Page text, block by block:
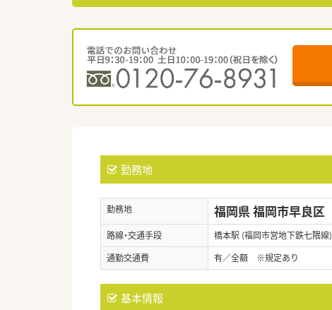
勤務地
勤務地 福岡県 福岡市早良区
路線・交通手段
橋本駅 (福岡市営地下鉄七隈線)
通勤交通費
有／全額 ※規定あり
基本情報